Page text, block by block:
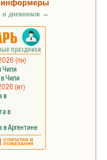
информеры
и дневников →